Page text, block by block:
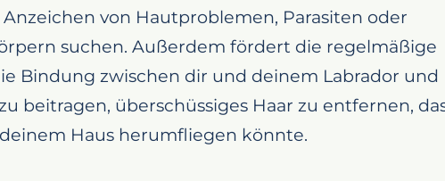
von Hautproblemen, Parasiten oder
suchen. Außerdem fördert die regelmäßige
Bindung zwischen dir und deinem Labrador und
beitragen, überschüssiges Haar zu entfernen,
Haus herumfliegen könnte.